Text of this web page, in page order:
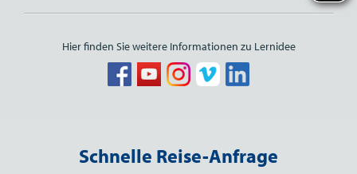
Hier finden Sie weitere Informationen zu Lernidee
Schnelle Reise-Anfrage